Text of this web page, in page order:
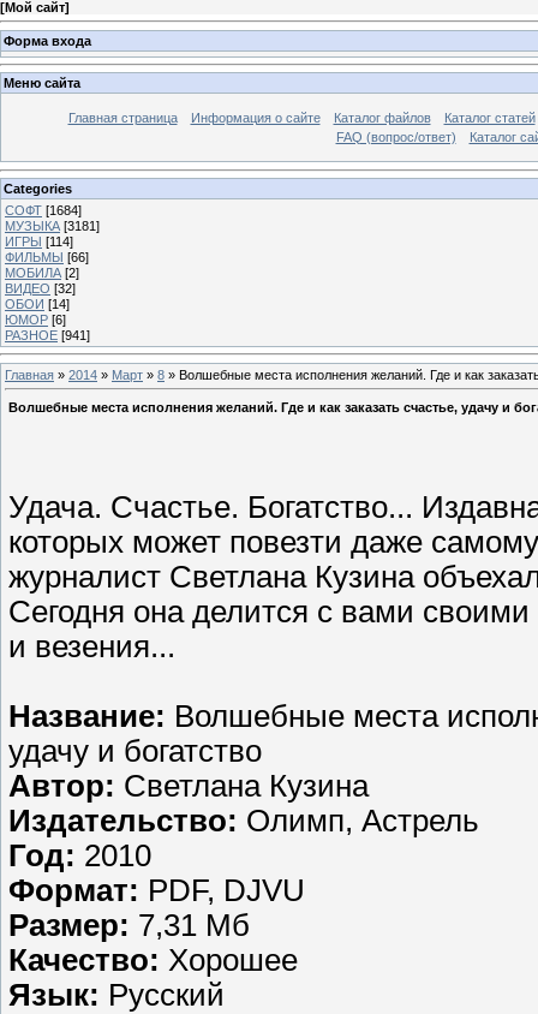
[Мой сайт]
Форма входа
Меню сайта
Главная страница Информация о сайте Каталог файлов
Каталог статей
FAQ (вопрос/ответ)
Каталог
Categories
СОФТ [1684]
МУЗЫКА [3181]
ИГРЫ [114]
ФИЛЬМЫ [66]
МОБИЛА [2]
ВИДЕО [32]
ОБОИ [14]
ЮМОР [6]
РАЗНОЕ [941]
Главная » 2014 » Март » 8 » Волшебные места исполнения желаний. Где и как
Волшебные места исполнения желаний. Где и как заказать счастье, удачу и
Удача. Счастье. Богатство...
которых может повезти даже
журналист Светлана Кузина
Сегодня она делится с вами
и везения...
Название: Волшебные места
удачу и богатство
Автор: Светлана Кузина
Издательство: Олимп, Астрель
Год: 2010
Формат: PDF, DJVU
Размер: 7,31 Мб
Качество: Хорошее
Язык: Русский